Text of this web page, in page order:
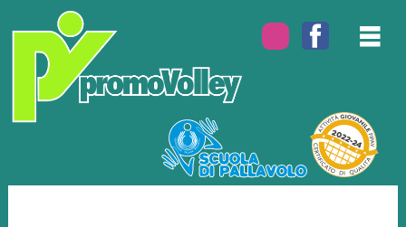
argomenti
delle
notizie: